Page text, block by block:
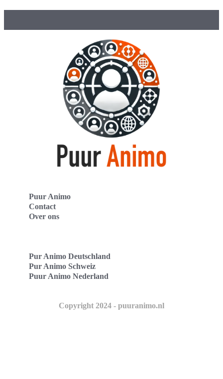
Puur Animo
Contact
Over ons
Pur Animo Deutschland
Pur Animo Schweiz
Puur Animo Nederland
Copyright 2024 - puuranimo.nl